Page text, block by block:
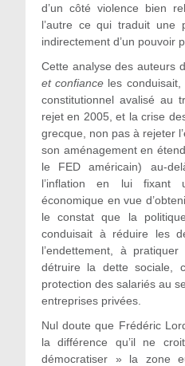
d’un côté violence bien
l’autre ce qui traduit une
indirectement d’un pouvoir
Cette analyse des auteurs
et confiance les
constitutionnel avalisé au
rejet en 2005, et la crise
grecque, non pas à rejeter
son aménagement en
le FED américain) au-
l’inflation en lui fixant
économique en vue
le constat que la
conduisait à réduire les
l’endettement, à
détruire la dette sociale,
protection des salariés au
entreprises privées.
Nul doute que Frédéric
la différence qu’il ne
démocratiser » la zone